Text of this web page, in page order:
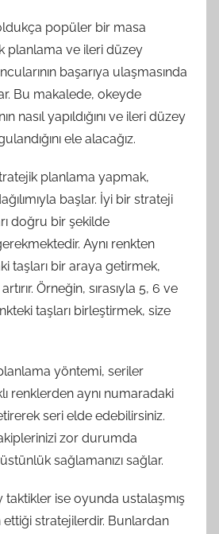
popüler bir masa
planlama ve ileri düzey
başarıya ulaşmasında
Bu makalede, okeyde
nasıl yapıldığını ve ileri düzey
ele alacağız.
planlama yapmak,
başlar. İyi bir strateji
doğru bir şekilde
Aynı renkten
taşları bir araya getirmek,
Örneğin, sırasıyla 5, 6 ve
taşları birleştirmek, size
yöntemi, seriler
renklerden aynı numaradaki
seri elde edebilirsiniz.
zor durumda
sağlamanızı sağlar.
ise oyunda ustalaşmış
stratejilerdir. Bunlardan